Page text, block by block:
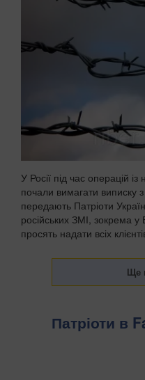
У Росії під час операцій
почали вимагати виписку
передають Патріоти
російських ЗМІ, зокрема
просять надати всіх
Патріоти в